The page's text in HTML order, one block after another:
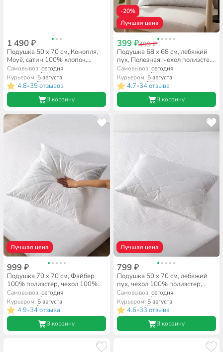
1 490 ₽
Подушка 50 х 70 см, Конопля,
Moyё, сатин 100% хлопок,
ИвШвейСтандарт, MO-02/
КВ-57
Самовывоз:сегодня
Курьером: 5 августа
4.8•35 отзывов
В корзину
-20%
Лучшая цена
399 ₽499 ₽
Подушка 68 х 68 см, лебяжий
пух, Полезная, чехол полиэстер,
Майская ночь, 257/1п
Самовывоз: сегодня
Курьером: 5 августа
4.7•34 отзыва
В корзину
Лучшая цена
999 ₽
Подушка 70 х 70 см, Файбер
100% полиэстер, чехол 100%
полиэстер, средняя, Майская
ночь
Самовывоз:сегодня
Курьером: 5 августа
4.9•34 отзыва
В корзину
Лучшая цена
799 ₽
Подушка 50 х 70 см, лебяжий
пух, чехол 100% полиэстер,
упругая, Майская ночь
Самовывоз: сегодня
Курьером: 5 августа
4.6•33 отзыва
В корзину